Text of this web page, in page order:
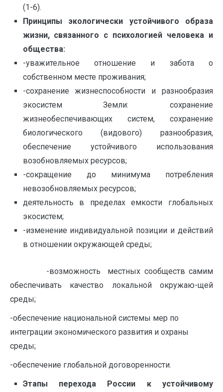
(1-6).
Принципы экологически устойчивого образа
жизни, связанного с психологией человека и
общества:
-уважительное отношение и забота о
собственном месте проживания;
-сохранение жизнеспособности и разнообразия
экосистем Земли: сохранение
жизнеобеспечивающих систем, сохранение
биологического (видового) разнообразия,
обеспечение устойчивого использования
возобновляемых ресурсов;
-сокращение до минимума потребления
невозобновляемых ресурсов;
деятельность в пределах емкости глобальных
экосистем;
-изменение индивидуальной позиции и действий
в отношении окружающей среды;
-возможность местных сообществ самим
обеспечивать качество локальной окружаю-щей
среды;
-обеспечение национальной системы мер по
интеграции экономического развития и охраны
среды;
-обеспечение глобальной договоренности.
Этапы перехода России к устойчивому